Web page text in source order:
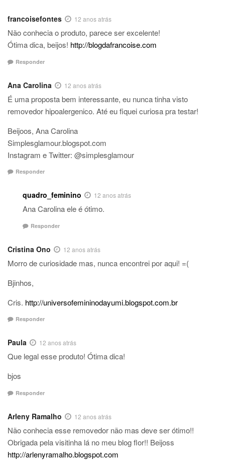
francoisefontes 12 anos atrás
Não conhecia o produto, parece ser excelente!
Ótima dica, beijos! http://blogdafrancoise.com
Responder
Ana Carolina 12 anos atrás
É uma proposta bem interessante, eu nunca tinha visto
removedor hipoalergenico. Até eu fiquei curiosa pra testar!
Beijoos, Ana Carolina
Simplesglamour.blogspot.com
Instagram e Twitter: @simplesglamour
Responder
quadro_feminino 12 anos atrás
Ana Carolina ele é ótimo.
Responder
Cristina Ono 12 anos atrás
Morro de curiosidade mas, nunca encontrei por aqui! =(
Bjinhos,
Cris. http://universofemininodayumi.blogspot.com.br
Responder
Paula 12 anos atrás
Que legal esse produto! Ótima dica!
bjos
Responder
Arleny Ramalho 12 anos atrás
Não conhecia esse removedor não mas deve ser ótimo!!
Obrigada pela visitinha lá no meu blog flor!! Beijoss
http://arlenyramalho.blogspot.com